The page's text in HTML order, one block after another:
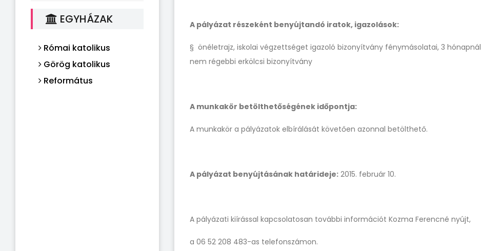
EGYHÁZAK
Római katolikus
Görög katolikus
Református
A pályázat részeként benyújtandó iratok, igazolások:
§ önéletrajz, iskolai végzettséget igazoló bizonyítvány fénymásolatai, 3 hónapnál
nem régebbi erkölcsi bizonyítvány
A munkakör betölthetőségének időpontja:
A munkakör a pályázatok elbírálását követően azonnal betölthető.
A pályázat benyújtásának határideje: 2015. február 10.
A pályázati kiírással kapcsolatosan további információt Kozma Ferencné nyújt,
a 06 52 208 483-as telefonszámon.